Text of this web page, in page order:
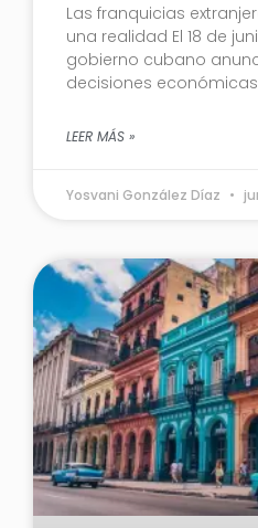
Las franquicias
una realidad El 18 de
gobierno cubano
decisiones
LEER MÁS »
Yosvani González Díaz